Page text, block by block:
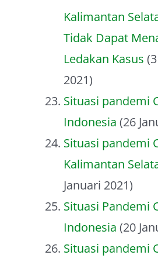
Kalimantan
Tidak Dapat
Ledakan Kasus
2021)
Situasi pandemi
Indonesia (26
Situasi pandemi
Kalimantan
Januari 2021)
Situasi Pandemi
Indonesia (20
Situasi pandemi